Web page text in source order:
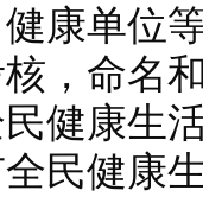
康单位
，命名
健康生
民健康